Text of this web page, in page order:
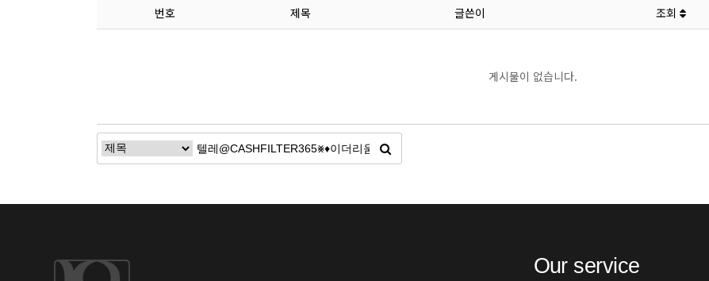
번호 제목 글쓴이 조회
게시물이 없습니다.
Our service